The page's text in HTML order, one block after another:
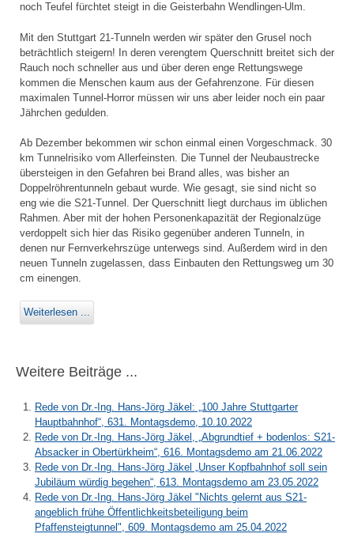
noch Teufel fürchtet steigt in die Geisterbahn Wendlingen-Ulm.
Mit den Stuttgart 21-Tunneln werden wir später den Grusel noch
beträchtlich steigern! In deren verengtem Querschnitt breitet sich der
Rauch noch schneller aus und über deren enge Rettungswege
kommen die Menschen kaum aus der Gefahrenzone. Für diesen
maximalen Tunnel-Horror müssen wir uns aber leider noch ein paar
Jährchen gedulden.
Ab Dezember bekommen wir schon einmal einen Vorgeschmack. 30
km Tunnelrisiko vom Allerfeinsten. Die Tunnel der Neubaustrecke
übersteigen in den Gefahren bei Brand alles, was bisher an
Doppelröhrentunneln gebaut wurde. Wie gesagt, sie sind nicht so
eng wie die S21-Tunnel. Der Querschnitt liegt durchaus im üblichen
Rahmen. Aber mit der hohen Personenkapazität der Regionalzüge
verdoppelt sich hier das Risiko gegenüber anderen Tunneln, in
denen nur Fernverkehrszüge unterwegs sind. Außerdem wird in den
neuen Tunneln zugelassen, dass Einbauten den Rettungsweg um 30
cm einengen.
Weiterlesen ...
Weitere Beiträge ...
Rede von Dr.-Ing. Hans-Jörg Jäkel: „100 Jahre Stuttgarter
Hauptbahnhof“, 631. Montagsdemo, 10.10.2022
Rede von Dr.-Ing. Hans-Jörg Jäkel, „Abgrundtief + bodenlos: S21-
Absacker in Obertürkheim“, 616. Montagsdemo am 21.06.2022
Rede von Dr.-Ing. Hans-Jörg Jäkel „Unser Kopfbahnhof soll sein
Jubiläum würdig begehen“, 613. Montagsdemo am 23.05.2022
Rede von Dr.-Ing. Hans-Jörg Jäkel "Nichts gelernt aus S21-
angeblich frühe Öffentlichkeitsbeteiligung beim
Pfaffensteigtunnel", 609. Montagsdemo am 25.04.2022